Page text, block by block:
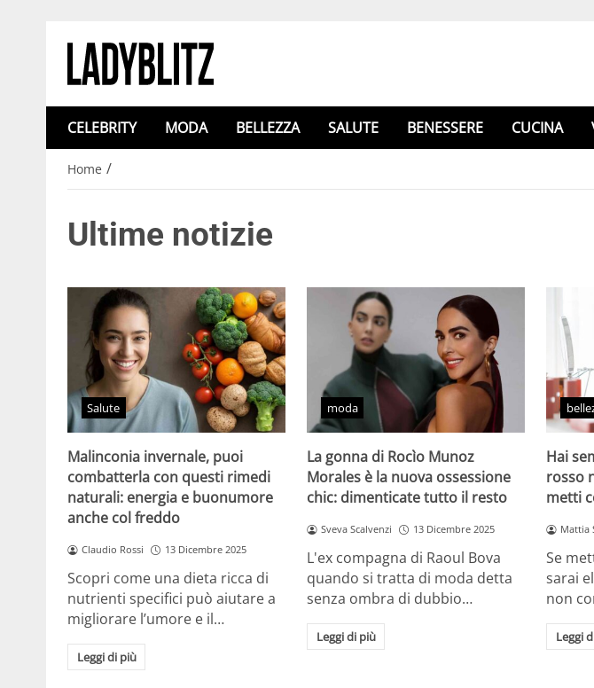
CELEBRITY MODA BELLEZZA SALUTE BENESSERE CUCINA
Home /
Ultime notizie
Salute
Malinconia invernale, puoi
combatterla con questi rimedi
naturali: energia e buonumore
anche col freddo
Claudio Rossi 13 Dicembre 2025
Scopri come una dieta ricca di
nutrienti specifici può aiutare a
migliorare l’umore e il…
Leggi di più
moda
La gonna di Rocìo Munoz
Morales è la nuova ossessione
chic: dimenticate tutto il resto
Sveva Scalvenzi 13 Dicembre 2025
L'ex compagna di Raoul Bova
quando si tratta di moda detta
senza ombra di dubbio…
Leggi di più
Hai
rosso
metti
Mattia
Se
sarai
non
Leggi